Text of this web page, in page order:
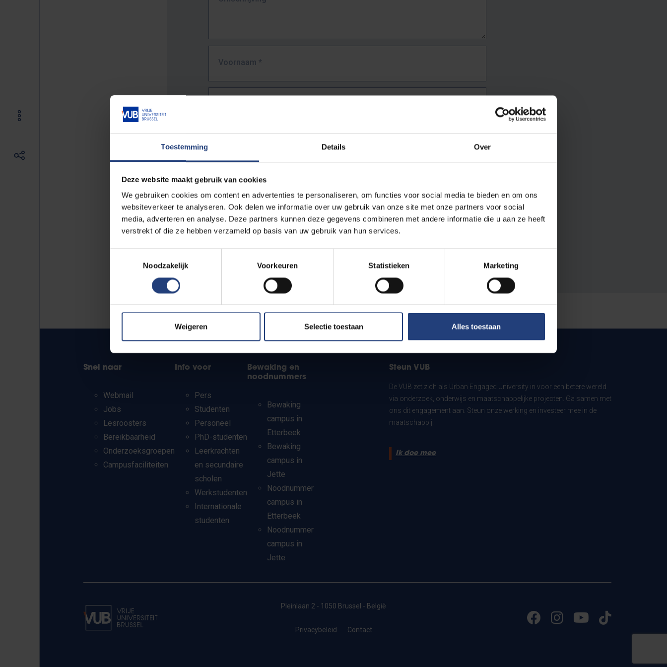
Toestemming Details Over
Deze website maakt gebruik van cookies
We gebruiken cookies om content en advertenties te personaliseren, om functies voor social media te bieden en om ons
websiteverkeer te analyseren. Ook delen we informatie over uw gebruik van onze site met onze partners voor social
media, adverteren en analyse. Deze partners kunnen deze gegevens combineren met andere informatie die u aan ze heeft
verstrekt of die ze hebben verzameld op basis van uw gebruik van hun services.
Noodzakelijk
Voorkeuren Statistieken Marketing
Weigeren Selectie toestaan Alles toestaan
Voornaam *
URL*
De volledige URL van de pagina waar je de fout zag.
Bv. https://www.vub.be/nl/studeren-aan-de-vub/alle-opleidingen
Snel naar
Webmail
Jobs
Lesroosters
Bereikbaarheid
Onderzoeksgroepen
Campusfaciliteiten
Info voor
Pers
Studenten
Personeel
PhD-studenten
Leerkrachten
en secundaire
scholen
Werkstudenten
Internationale
studenten
Bewaking en
noodnummers
Bewaking
campus in
Etterbeek
Bewaking
campus in
Jette
Noodnummer
campus in
Etterbeek
Noodnummer
campus in
Jette
Steun VUB
De VUB zet zich als Urban Engaged University in voor een betere wereld
via onderzoek, onderwijs en maatschappelijke projecten. Ga samen met
ons dit engagement aan. Steun onze werking en investeer mee in de
maatschappij.
Ik doe mee
Pleinlaan 2 - 1050 Brussel - België
Privacybeleid Contact